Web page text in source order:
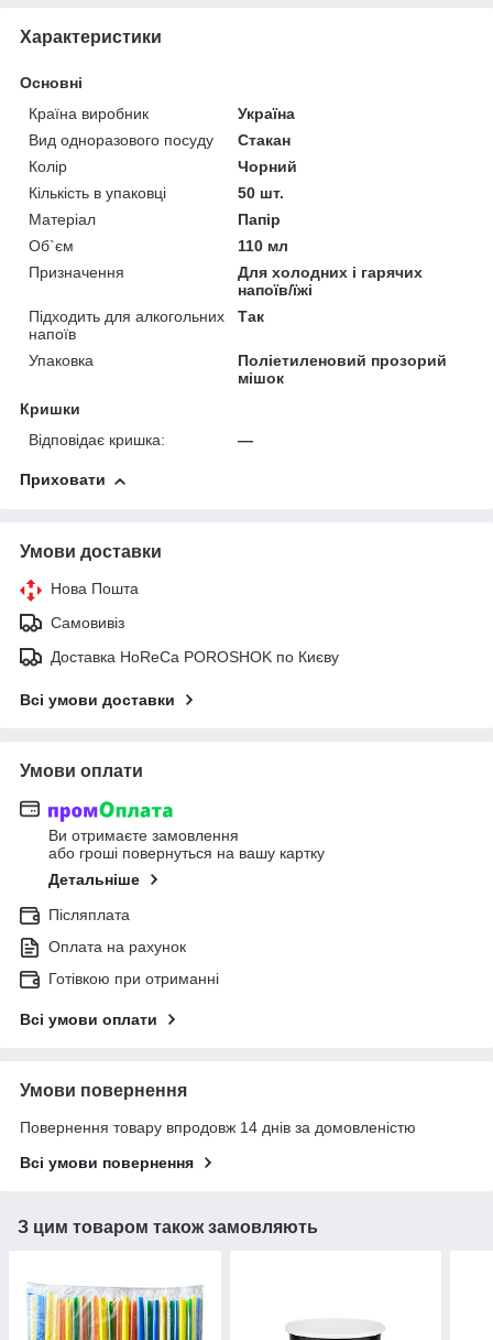
Характеристики
Основні
Країна виробник
Україна
Вид одноразового посуду
Стакан
Колір
Чорний
Кількість в упаковці
50 шт.
Матеріал
Папір
Об`єм
110 мл
Призначення
Для холодних і гарячих
напоїв/їжі
Підходить для алкогольних
напоїв
Так
Упаковка
Поліетиленовий прозорий
мішок
Кришки
Відповідає кришка:
—
Приховати
Умови доставки
Нова Пошта
Самовивіз
Доставка HoReCa POROSHOK по Києву
Всі умови доставки
Умови оплати
Ви отримаєте замовлення
або гроші повернуться на вашу картку
Детальніше
Післяплата
Оплата на рахунок
Готівкою при отриманні
Всі умови оплати
Умови повернення
Повернення товару впродовж 14 днів за домовленістю
Всі умови повернення
З цим товаром також замовляють